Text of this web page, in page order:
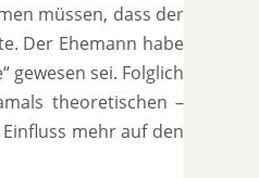
müssen, dass der
Der Ehemann habe
gewesen sei. Folglich
theoretischen –
mehr auf den